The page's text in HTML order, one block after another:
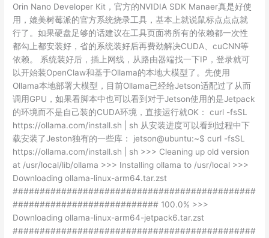
Orin Nano Developer Kit，官方的NVIDIA SDK Manaer真是好使
用，媲美树莓派的官方系统烧录工具，基本上就说鼠标点点点就
行了。如果硬盘足够的话建议在工具页面将所有的依赖都一次性
都勾上都安装好，省的系统装好后再费劲解决CUDA、cuCNN等
依赖。 系统装好后，插上网线，从路由器端找一下IP，登录就可
以开始装OpenClaw和基于Ollama的本地大模型了。先使用
Ollama本地部署大模型，目前Ollama已经给Jetson适配过了从而
调用GPU，如果看脚本中也可以看到对于Jetson使用的是Jetpack
的环境而不是自己装的CUDA环境，直接运行就OK： curl -fsSL
https://ollama.com/install.sh | sh 从安装进度可以看到过程中下
载安装了Jeston独有的一些库： jetson@ubuntu:~$ curl -fsSL
https://ollama.com/install.sh | sh >>> Cleaning up old version
at /usr/local/lib/ollama >>> Installing ollama to /usr/local >>>
Downloading ollama-linux-arm64.tar.zst
#############################################
########################### 100.0% >>>
Downloading ollama-linux-arm64-jetpack6.tar.zst
#############################################